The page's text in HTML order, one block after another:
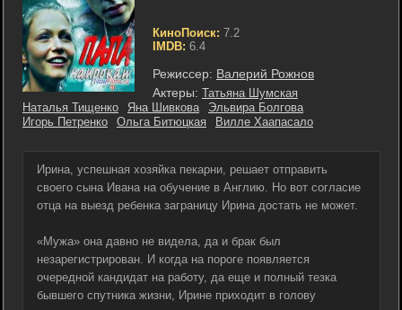
КиноПоиск: 7.2
IMDB: 6.4
Режиссер: Валерий Рожнов
Актеры: Татьяна Шумская
Наталья Тищенко
Яна Шивкова
Эльвира Болгова
Игорь Петренко
Ольга Битюцкая Вилле Хаапасало
Ирина, успешная хозяйка пекарни, решает отправить
своего сына Ивана на обучение в Англию. Но вот согласие
отца на выезд ребенка заграницу Ирина достать не может.
«Мужа» она давно не видела, да и брак был
незарегистрирован. И когда на пороге появляется
очередной кандидат на работу, да еще и полный тезка
бывшего спутника жизни, Ирине приходит в голову